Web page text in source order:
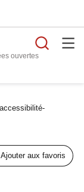
ouvertes
Ajouter aux favoris